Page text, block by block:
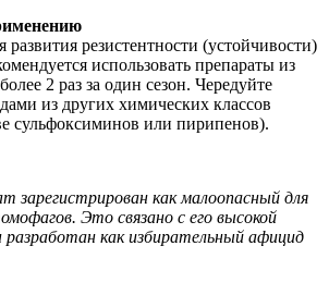
резистентности (устойчивости)
использовать препараты из
2 раз за один сезон. Чередуйте
из других химических классов
сульфоксиминов или пирипенов).
зарегистрирован как малоопасный для
. Это связано с его высокой
как избирательный афицид